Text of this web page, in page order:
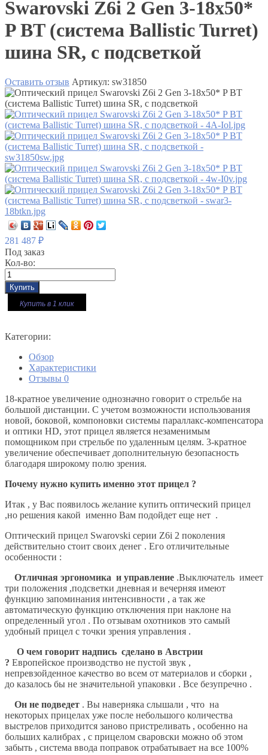
Swarovski Z6i 2 Gen 3-18x50*
P BT (система Ballistic Turret)
шина SR, с подсветкой
Оставить отзыв Артикул: sw31850
281 487 ₽
Под заказ
Кол-во:
Купить в 1 клик
Категории:
Обзор
Характеристики
Отзывы 0
18-кратное увеличение однозначно говорит о стрельбе на
большой дистанции. С учетом возможности использования
новой, боковой, компоновки системы параллакс-компенсатора
и оптики HD, этот прицел является незаменимым
помощником при стрельбе по удаленным целям. 3-кратное
увеличение обеспечивает дополнительную безопасность
благодаря широкому полю зрения.
Почему нужно купить именно этот прицел ?
Итак , у Вас появилось желание купить оптический прицел
,но решения какой именно Вам подойдет еще нет .
Оптический прицел Swarovski серии Z6i 2 поколения
действительно стоит своих денег . Его отличительные
особенности :
Отличная эргономика и управление .Выключатель имеет
три положения ,подсветки дневная и вечерняя имеют
функцию запоминания интенсивности , а так же
автоматическую функцию отключения при наклоне на
определенный угол . По отзывам охотников это самый
удобный прицел с точки зрения управления .
О чем говорит надпись сделано в Австрии
? Европейское производство не пустой звук ,
непревзойденное качество во всем от материалов и сборки ,
до казалось бы не значительной упаковки . Все безупречно .
Он не подведет . Вы наверняка слышали , что на
некоторых прицелах уже после небольшого количества
выстрелов приходится заново пристреливать , особенно на
больших калибрах , с прицелом сваровски можно об этом
забыть , система ввода поправок отрабатывает на все 100%